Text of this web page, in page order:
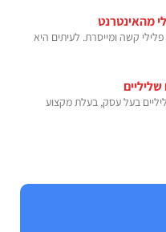
מהאינטרנט
קשה ומייסרת. לעיתים היא
בעל עסק, בעלת מקצוע